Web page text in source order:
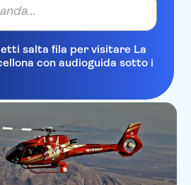
salta fila per visitare La
con audioguida sotto i